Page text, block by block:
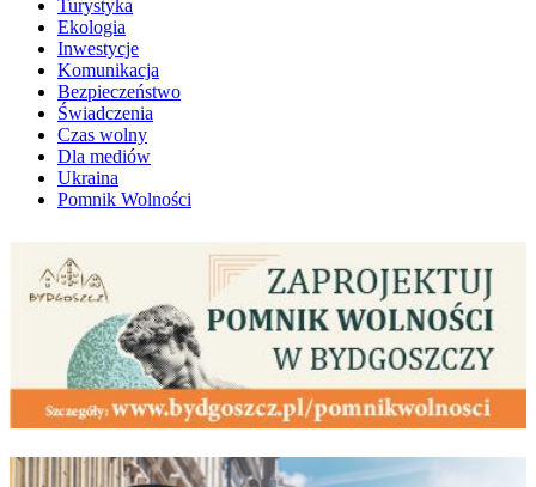
Turystyka
Ekologia
Inwestycje
Komunikacja
Bezpieczeństwo
Świadczenia
Czas wolny
Dla mediów
Ukraina
Pomnik Wolności